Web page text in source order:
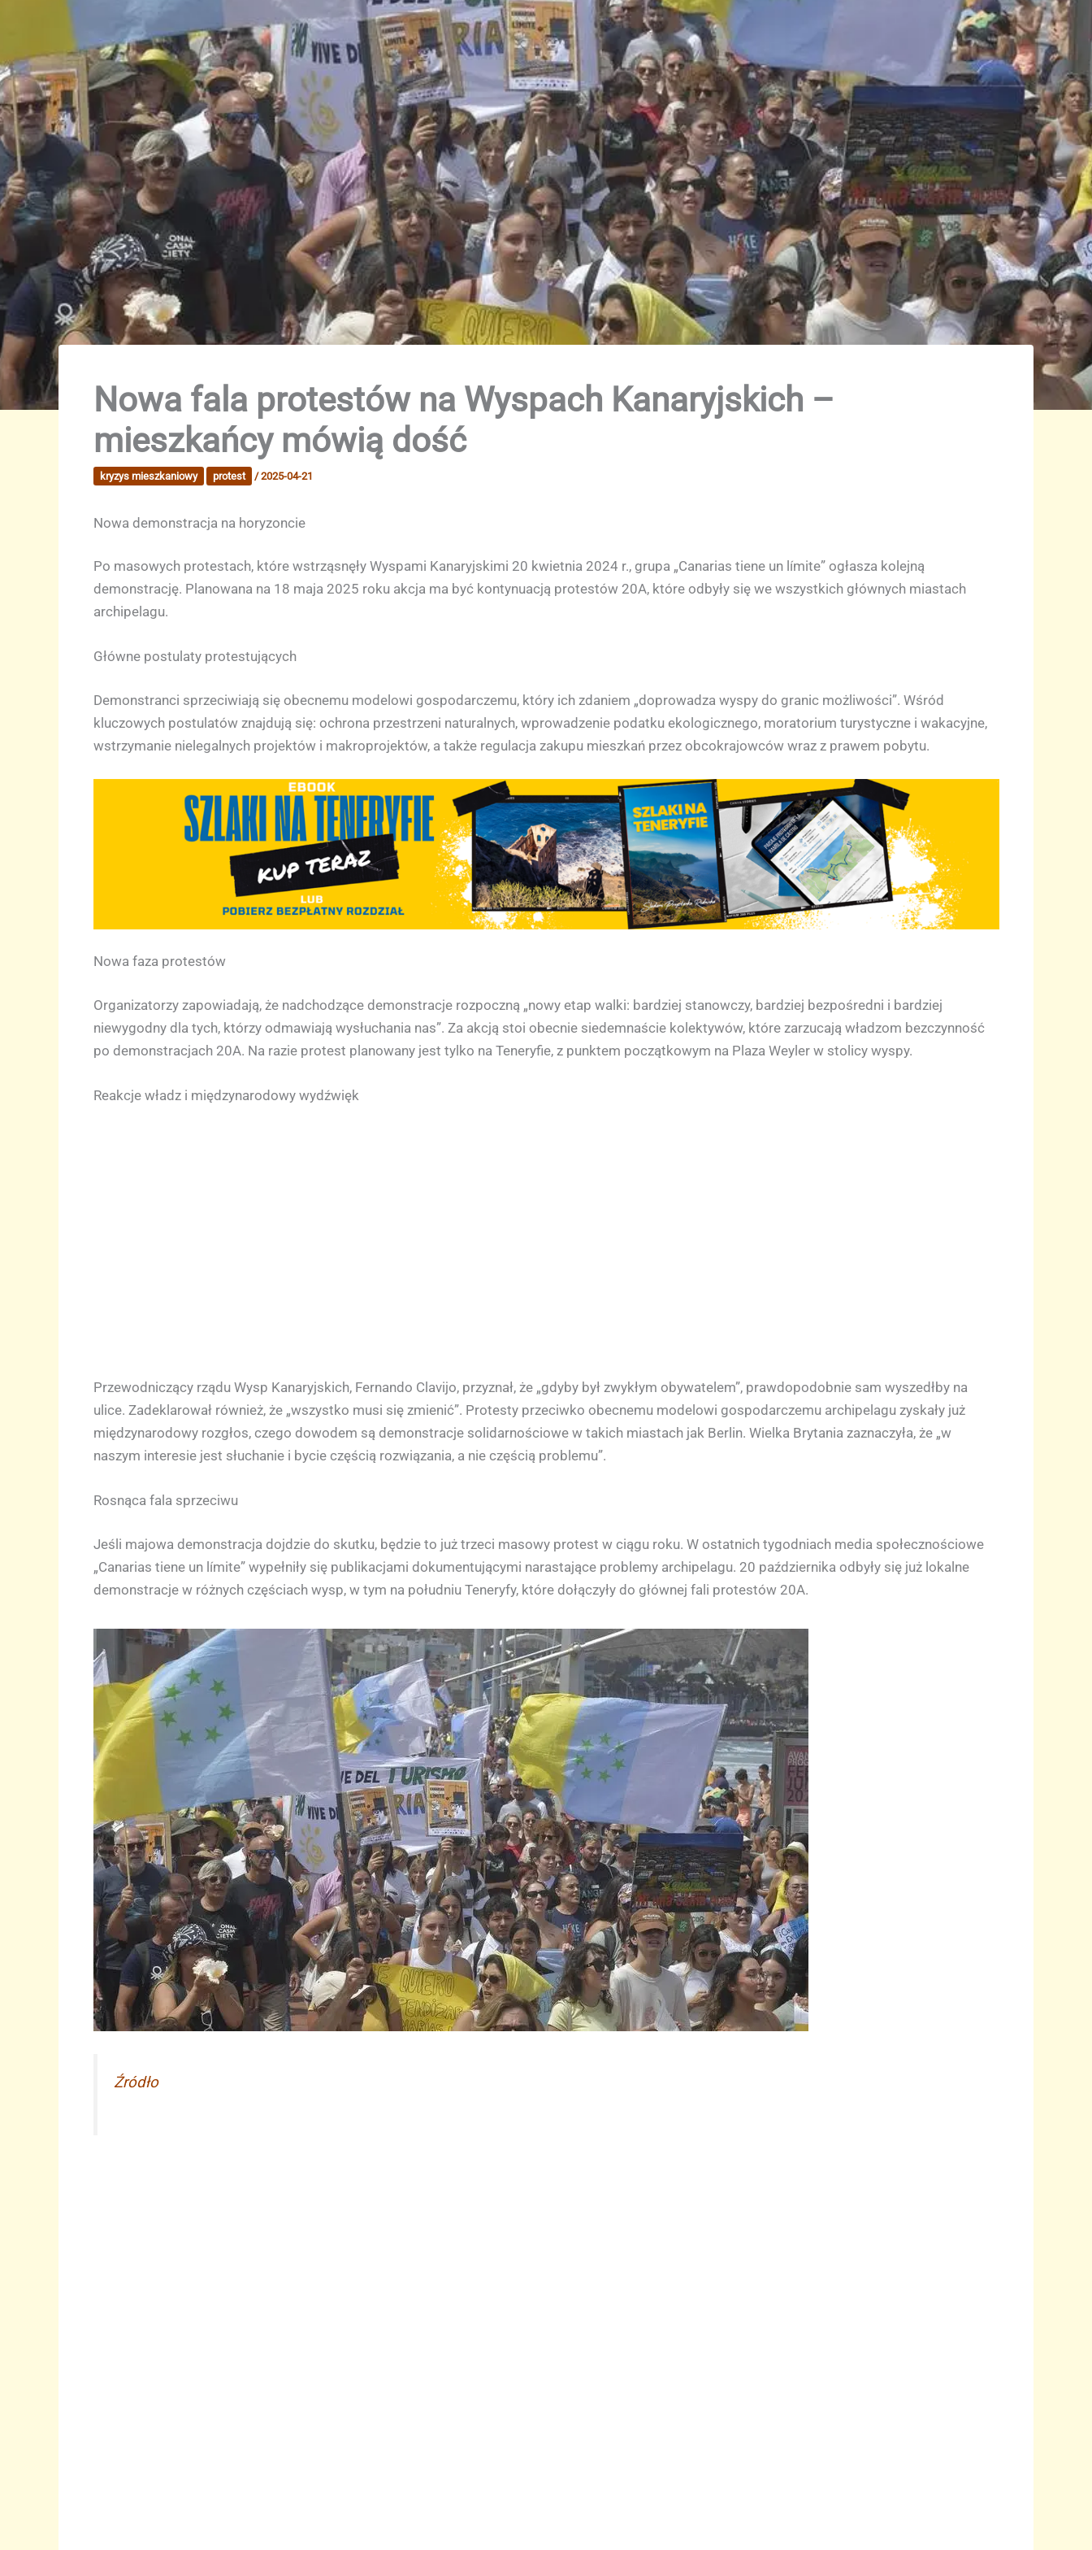
Nowa fala protestów na Wyspach Kanaryjskich –
mieszkańcy mówią dość
kryzys mieszkaniowy protest /2025-04-21
Nowa demonstracja na horyzoncie
Po masowych protestach, które wstrząsnęły Wyspami Kanaryjskimi 20 kwietnia 2024 r., grupa „Canarias tiene un límite” ogłasza kolejną
demonstrację. Planowana na 18 maja 2025 roku akcja ma być kontynuacją protestów 20A, które odbyły się we wszystkich głównych miastach
archipelagu.
Główne postulaty protestujących
Demonstranci sprzeciwiają się obecnemu modelowi gospodarczemu, który ich zdaniem „doprowadza wyspy do granic możliwości”. Wśród
kluczowych postulatów znajdują się: ochrona przestrzeni naturalnych, wprowadzenie podatku ekologicznego, moratorium turystyczne i wakacyjne,
wstrzymanie nielegalnych projektów i makroprojektów, a także regulacja zakupu mieszkań przez obcokrajowców wraz z prawem pobytu.
Nowa faza protestów
Organizatorzy zapowiadają, że nadchodzące demonstracje rozpoczną „nowy etap walki: bardziej stanowczy, bardziej bezpośredni i bardziej
niewygodny dla tych, którzy odmawiają wysłuchania nas”. Za akcją stoi obecnie siedemnaście kolektywów, które zarzucają władzom bezczynność
po demonstracjach 20A. Na razie protest planowany jest tylko na Teneryfie, z punktem początkowym na Plaza Weyler w stolicy wyspy.
Reakcje władz i międzynarodowy wydźwięk
Przewodniczący rządu Wysp Kanaryjskich, Fernando Clavijo, przyznał, że „gdyby był zwykłym obywatelem”, prawdopodobnie sam wyszedłby na
ulice. Zadeklarował również, że „wszystko musi się zmienić”. Protesty przeciwko obecnemu modelowi gospodarczemu archipelagu zyskały już
międzynarodowy rozgłos, czego dowodem są demonstracje solidarnościowe w takich miastach jak Berlin. Wielka Brytania zaznaczyła, że „w
naszym interesie jest słuchanie i bycie częścią rozwiązania, a nie częścią problemu”.
Rosnąca fala sprzeciwu
Jeśli majowa demonstracja dojdzie do skutku, będzie to już trzeci masowy protest w ciągu roku. W ostatnich tygodniach media społecznościowe
„Canarias tiene un límite” wypełniły się publikacjami dokumentującymi narastające problemy archipelagu. 20 października odbyły się już lokalne
demonstracje w różnych częściach wysp, w tym na południu Teneryfy, które dołączyły do głównej fali protestów 20A.
Źródło